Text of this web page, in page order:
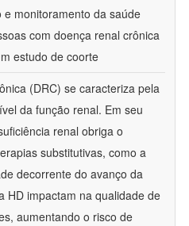
e monitoramento da saúde
com doença renal crônica
estudo de coorte
(DRC) se caracteriza pela
da função renal. Em seu
renal obriga o
substitutivas, como a
decorrente do avanço da
HD impactam na qualidade de
aumentando o risco de